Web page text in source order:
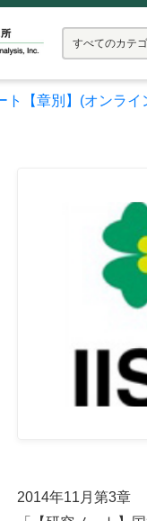
すべてのカテ
ト【章別】(オンライ
2014年11月第3章